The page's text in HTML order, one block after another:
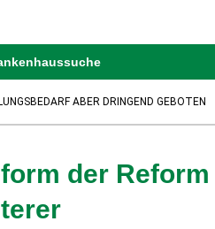
ABER DRINGEND GEBOTEN
der Reform